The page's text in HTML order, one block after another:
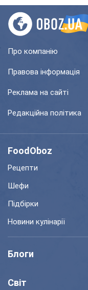
Про компанію
Правова інформація
Реклама на сайті
Редакційна політика
FoodOboz
Рецепти
Шефи
Підбірки
Новини кулінарії
Блоги
Світ